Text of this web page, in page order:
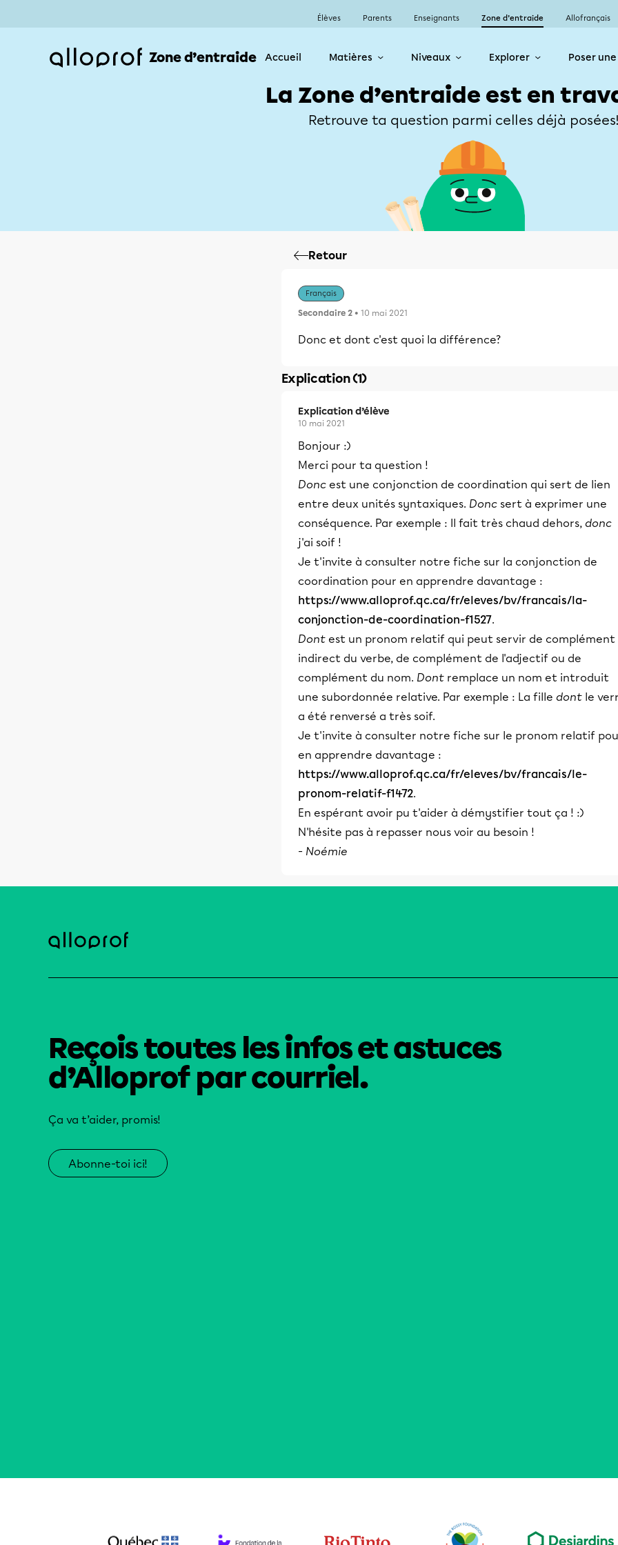
Élèves Parents Enseignants Zone d’entraide Allofrançais
Zone d’entraide Accueil Matières Niveaux Explorer Poser
La Zone d’entraide est en
Retrouve ta question parmi celles déjà posées!
Retour
Français
Secondaire 2 • 10 mai 2021
Donc et dont c'est quoi la différence?
Explication (1)
Explication d’élève
10 mai 2021
Bonjour :)
Merci pour ta question !
Donc est une conjonction de coordination qui sert de lien
entre deux unités syntaxiques. Donc sert à exprimer une
conséquence. Par exemple : Il fait très chaud dehors, donc
j'ai soif !
Je t'invite à consulter notre fiche sur la conjonction de
coordination pour en apprendre davantage :
https://www.alloprof.qc.ca/fr/eleves/bv/francais/la-
conjonction-de-coordination-f1527.
Dont est un pronom relatif qui peut servir de complément
indirect du verbe, de complément de l'adjectif ou de
complément du nom. Dont remplace un nom et introduit
une subordonnée relative. Par exemple : La fille dont le
a été renversé a très soif.
Je t'invite à consulter notre fiche sur le pronom relatif
en apprendre davantage :
https://www.alloprof.qc.ca/fr/eleves/bv/francais/le-
pronom-relatif-f1472.
En espérant avoir pu t'aider à démystifier tout ça ! :)
N'hésite pas à repasser nous voir au besoin !
- Noémie
Reçois toutes les infos et astuces
d’Alloprof par courriel.
Ça va t’aider, promis!
Abonne-toi ici!